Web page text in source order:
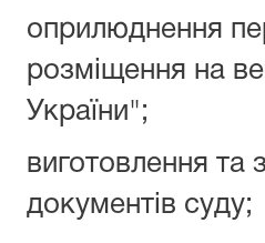
оприлюднення
розміщення на
України";
виготовлення та
документів суду;